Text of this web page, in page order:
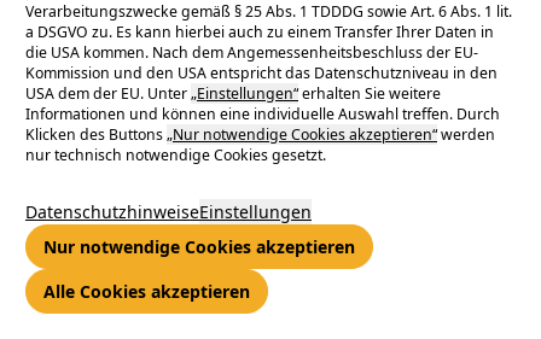
Verarbeitungszwecke gemäß § 25 Abs. 1 TDDDG sowie Art. 6 Abs. 1 lit.
a DSGVO zu. Es kann hierbei auch zu einem Transfer Ihrer Daten in
die USA kommen. Nach dem Angemessenheitsbeschluss der EU-
Kommission und den USA entspricht das Datenschutzniveau in den
USA dem der EU. Unter„Einstellungen“erhalten Sie weitere
Informationen und können eine individuelle Auswahl treffen. Durch
Klicken des Buttons„Nur notwendige Cookies akzeptieren“werden
nur technisch notwendige Cookies gesetzt.
DatenschutzhinweiseEinstellungen
Nur notwendige Cookies akzeptieren
Alle Cookies akzeptieren
Wir wollen dazu beitragen, die klassische
Versorgungswirtschaft in Deutschland und Europa zu
verändern und haben bei uns selbst angefangen. Wir
betreiben den Wandel zum Energie- und
Infrastrukturdienstleister für eine moderne Daseinsvorsorge.
Allgemeine Einkaufsgrundsätze
der ENTEGA AG